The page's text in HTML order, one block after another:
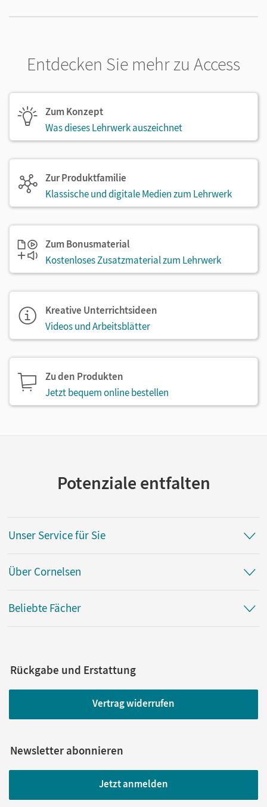
Entdecken Sie mehr zu Access
Zum Konzept
Was dieses Lehrwerk auszeichnet
Zur Produktfamilie
Klassische und digitale Medien zum Lehrwerk
Zum Bonusmaterial
Kostenloses Zusatzmaterial zum Lehrwerk
Kreative Unterrichtsideen
Videos und Arbeitsblätter
Zu den Produkten
Jetzt bequem online bestellen
Potenziale entfalten
Unser Service für Sie
Über Cornelsen
Beliebte Fächer
Rückgabe und Erstattung
Vertrag widerrufen
Newsletter abonnieren
Jetzt anmelden